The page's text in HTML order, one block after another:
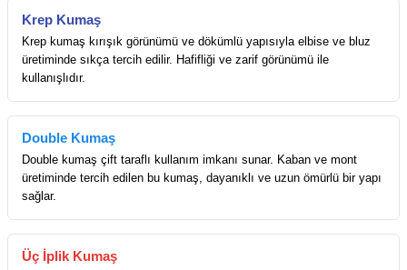
Krep Kumaş
Krep kumaş kırışık görünümü ve dökümlü yapısıyla elbise ve bluz
üretiminde sıkça tercih edilir. Hafifliği ve zarif görünümü ile
kullanışlıdır.
Double Kumaş
Double kumaş çift taraflı kullanım imkanı sunar. Kaban ve mont
üretiminde tercih edilen bu kumaş, dayanıklı ve uzun ömürlü bir yapı
sağlar.
Üç İplik Kumaş